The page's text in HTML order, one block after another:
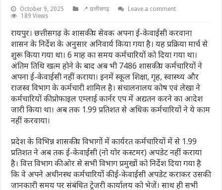
October 9, 2025 📍 छत्तीसगढ़
Leave a comment
189 Views
रायपुर। छत्तीसगढ़ के शासकीय सेवक अपना ई-केवाईसी करवाना
शासन के निर्देश के अनुसार अनिवार्य किया गया है। यह प्रक्रिया मार्च से
शुरू किया गया था। 6 माह का समय कर्मचारियों को दिया गया था।
अंतिम तिथि खत्म होने के बाद अब भी 7486 शासकीय कर्मचारियों ने
अपना ई-केवाईसी नहीं कराया। इनमें स्कूल शिक्षा, गृह, स्वास्थ्य और
राजस्व विभाग के कर्मचारी शामिल है। संचालनालय कोष एवं लेखा ने
कर्मचारियों की प्रोफाइल एम्लाई कार्नर एप में अद्यतन करने का आदेश
जारी किया था। अब तक 1.99 प्रतिशत से अधिक कर्मचारियों ने ये काम
नहीं करवाया।
प्रदेश के विभिन्न शासकीय विभागों में कार्यरत कर्मचारियों में से 1.99
प्रतिशत ने अब तक ई-केवाईसी (नो योर कस्टमर) अपडेट नहीं कराया
है। वित्त विभाग की ओर से सभी विभाग प्रमुखों को निर्देश दिया गया है
कि वे अपने अधीनस्थ कर्मचारियों की ई-केवाईसी अपडेट कराकर उसकी
जानकारी समय पर संबंधित ट्रेजरी कार्यालय को भेजें। साथ ही सभी